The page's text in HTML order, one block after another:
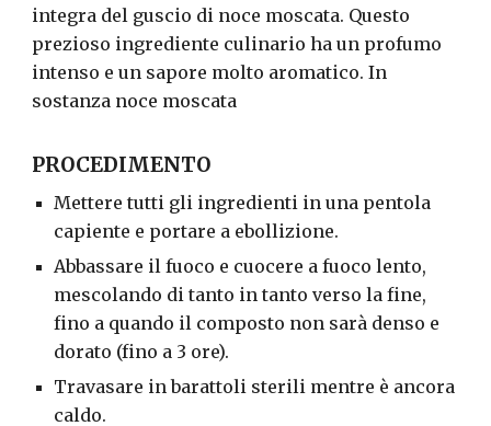
integra del guscio di noce moscata. Questo
prezioso ingrediente culinario ha un profumo
intenso e un sapore molto aromatico. In
sostanza noce moscata
PROCEDIMENTO
Mettere tutti gli ingredienti in una pentola
capiente e portare a ebollizione.
Abbassare il fuoco e cuocere a fuoco lento,
mescolando di tanto in tanto verso la fine,
fino a quando il composto non sarà denso e
dorato (fino a 3 ore).
Travasare in barattoli sterili mentre è ancora
caldo.